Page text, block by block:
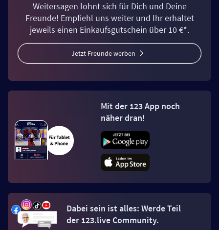
Weitersagen lohnt sich für Dich und Deine
Freunde! Empfiehl uns weiter und Ihr erhaltet
jeweils einen Einkaufsgutschein über 10 €*.
Jetzt Freunde werben
Mit der 123 App noch
näher dran!
Dabei sein ist alles: Werde Teil
der 123.live Community.